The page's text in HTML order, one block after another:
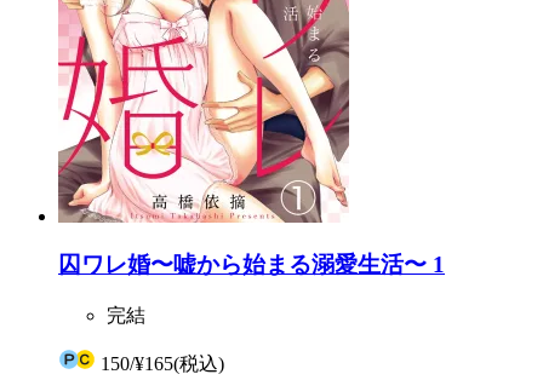
囚ワレ婚〜嘘から始まる溺愛生活〜 1
完結
150/¥165(税込)